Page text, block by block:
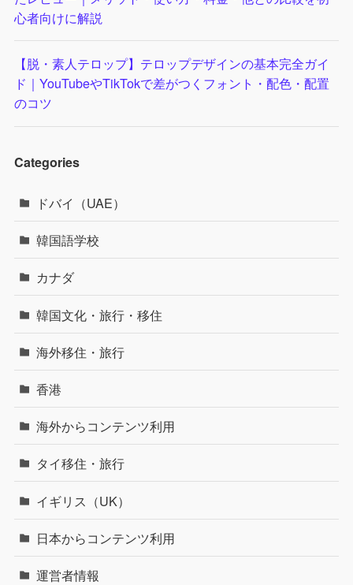
心者向けに解説
【脱・素人テロップ】テロップデザインの基本完全ガイ
ド｜YouTubeやTikTokで差がつくフォント・配色・配置
のコツ
Categories
ドバイ（UAE）
韓国語学校
カナダ
韓国文化・旅行・移住
海外移住・旅行
香港
海外からコンテンツ利用
タイ移住・旅行
イギリス（UK）
日本からコンテンツ利用
運営者情報